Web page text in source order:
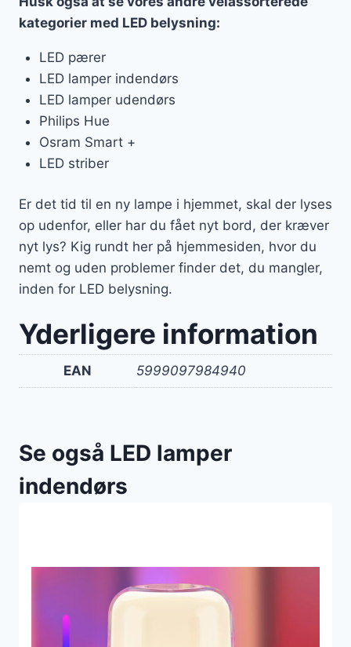
kategorier med LED belysning:
LED pærer
LED lamper indendørs
LED lamper udendørs
Philips Hue
Osram Smart +
LED striber
Er det tid til en ny lampe i hjemmet, skal der lyses
op udenfor, eller har du fået nyt bord, der kræver
nyt lys? Kig rundt her på hjemmesiden, hvor du
nemt og uden problemer finder det, du mangler,
inden for LED belysning.
Yderligere information
EAN 5999097984940
Se også LED lamper
indendørs